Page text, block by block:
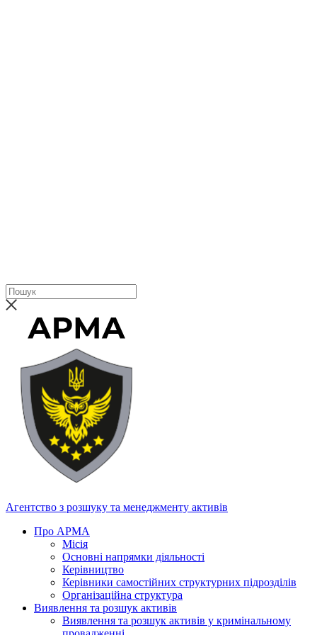
Агентство з розшуку та менеджменту активів
Про АРМА
Місія
Основні напрямки діяльності
Керівництво
Керівники самостійних структурних підрозділів
Організаційна структура
Виявлення та розшук активів
Виявлення та розшук активів у кримінальному